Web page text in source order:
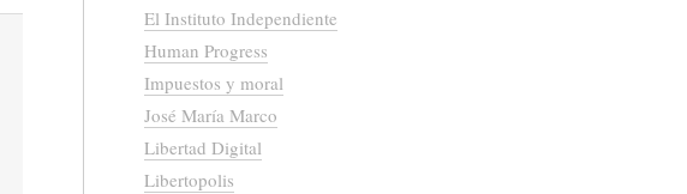
El Instituto Independiente
Human Progress
Impuestos y moral
José María Marco
Libertad Digital
Libertopolis